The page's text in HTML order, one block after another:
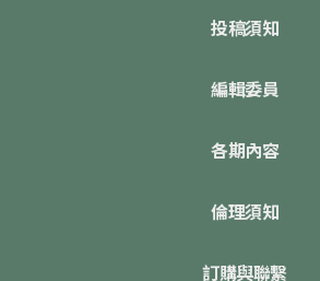
投稿須知
編輯委員
各期內容
倫理須知
訂購與聯繫